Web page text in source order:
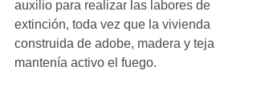
auxilio para realizar las labores de
extinción, toda vez que la vivienda
construida de adobe, madera y teja
mantenía activo el fuego.